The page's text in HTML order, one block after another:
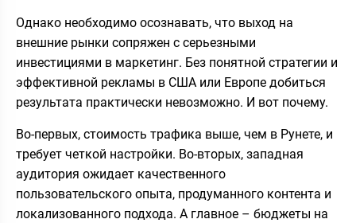
Однако необходимо осознавать, что выход на
внешние рынки сопряжен с серьезными
инвестициями в маркетинг. Без понятной стратегии и
эффективной рекламы в США или Европе добиться
результата практически невозможно. И вот почему.
Во-первых, стоимость трафика выше, чем в Рунете, и
требует четкой настройки. Во-вторых, западная
аудитория ожидает качественного
пользовательского опыта, продуманного контента и
локализованного подхода. А главное – бюджеты на